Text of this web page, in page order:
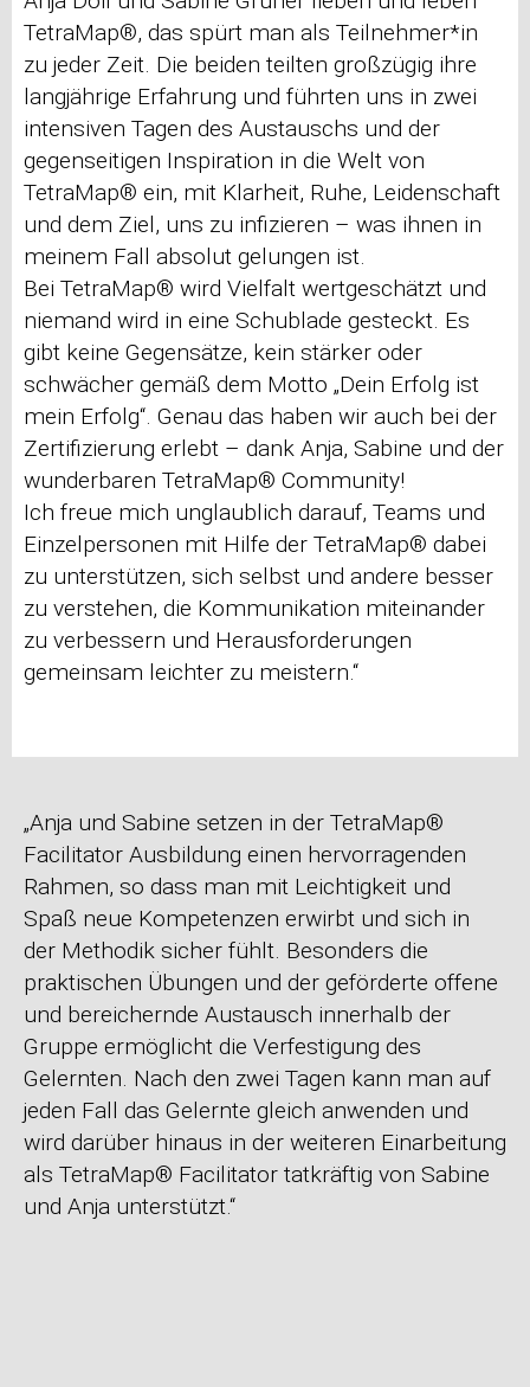
TetraMap®, das spürt man als Teilnehmer*in
zu jeder Zeit. Die beiden teilten großzügig ihre
langjährige Erfahrung und führten uns in zwei
intensiven Tagen des Austauschs und der
gegenseitigen Inspiration in die Welt von
TetraMap® ein, mit Klarheit, Ruhe, Leidenschaft
und dem Ziel, uns zu infizieren – was ihnen in
meinem Fall absolut gelungen ist.
Bei TetraMap® wird Vielfalt wertgeschätzt und
niemand wird in eine Schublade gesteckt. Es
gibt keine Gegensätze, kein stärker oder
schwächer gemäß dem Motto „Dein Erfolg ist
mein Erfolg“. Genau das haben wir auch bei der
Zertifizierung erlebt – dank Anja, Sabine und der
wunderbaren TetraMap® Community!
Ich freue mich unglaublich darauf, Teams und
Einzelpersonen mit Hilfe der TetraMap® dabei
zu unterstützen, sich selbst und andere besser
zu verstehen, die Kommunikation miteinander
zu verbessern und Herausforderungen
gemeinsam leichter zu meistern.“
„Anja und Sabine setzen in der TetraMap®
Facilitator Ausbildung einen hervorragenden
Rahmen, so dass man mit Leichtigkeit und
Spaß neue Kompetenzen erwirbt und sich in
der Methodik sicher fühlt. Besonders die
praktischen Übungen und der geförderte offene
und bereichernde Austausch innerhalb der
Gruppe ermöglicht die Verfestigung des
Gelernten. Nach den zwei Tagen kann man auf
jeden Fall das Gelernte gleich anwenden und
wird darüber hinaus in der weiteren Einarbeitung
als TetraMap® Facilitator tatkräftig von Sabine
und Anja unterstützt.“